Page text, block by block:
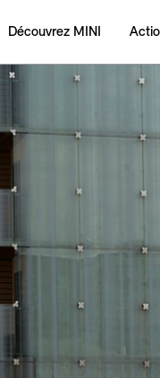
Découvrez MINI